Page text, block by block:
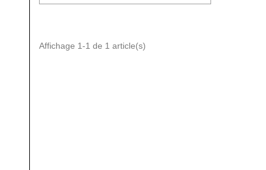
Affichage 1-1 de 1 article(s)